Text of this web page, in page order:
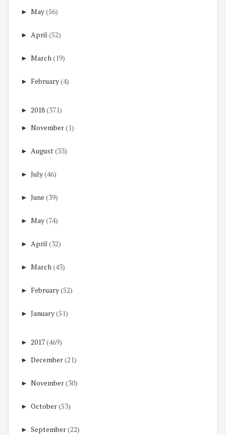
► May(56)
► April (52)
► March(19)
► February(4)
► 2018(371)
► November(1)
► August(33)
► July(46)
► June (39)
► May(74)
► April (32)
► March(43)
► February(52)
► January(51)
► 2017(469)
► December(21)
► November(30)
► October(53)
► September(22)